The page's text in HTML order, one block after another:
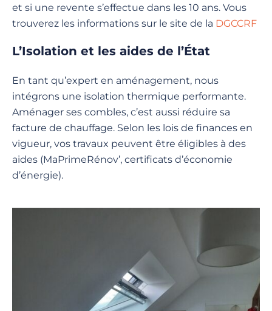
et si une revente s’effectue dans les 10 ans. Vous
trouverez les informations sur le site de la DGCCRF
L’Isolation et les aides de l’État
En tant qu’expert en aménagement, nous
intégrons une isolation thermique performante.
Aménager ses combles, c’est aussi réduire sa
facture de chauffage. Selon les lois de finances en
vigueur, vos travaux peuvent être éligibles à des
aides (MaPrimeRénov’, certificats d’économie
d’énergie).